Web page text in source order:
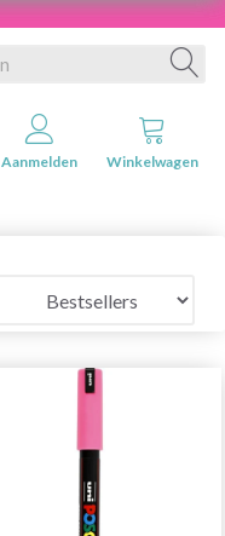
Aanmelden Winkelwagen